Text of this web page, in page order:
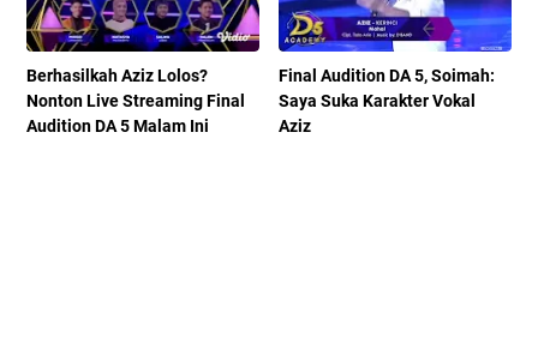
Berhasilkah Aziz Lolos?
Nonton Live Streaming Final
Audition DA 5 Malam Ini
Final Audition DA 5, Soimah:
Saya Suka Karakter Vokal
Aziz